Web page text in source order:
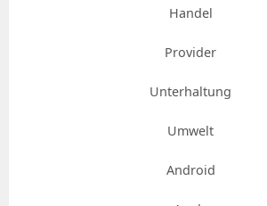
Handel
Provider
Unterhaltung
Umwelt
Android